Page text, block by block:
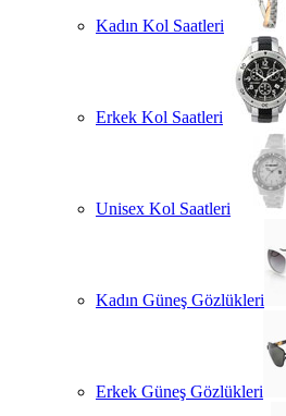
Kadın Kol Saatleri
Erkek Kol Saatleri
Unisex Kol Saatleri
Kadın Güneş Gözlükleri
Erkek Güneş Gözlükleri